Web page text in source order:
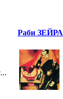
Раби ЗЕЙРА